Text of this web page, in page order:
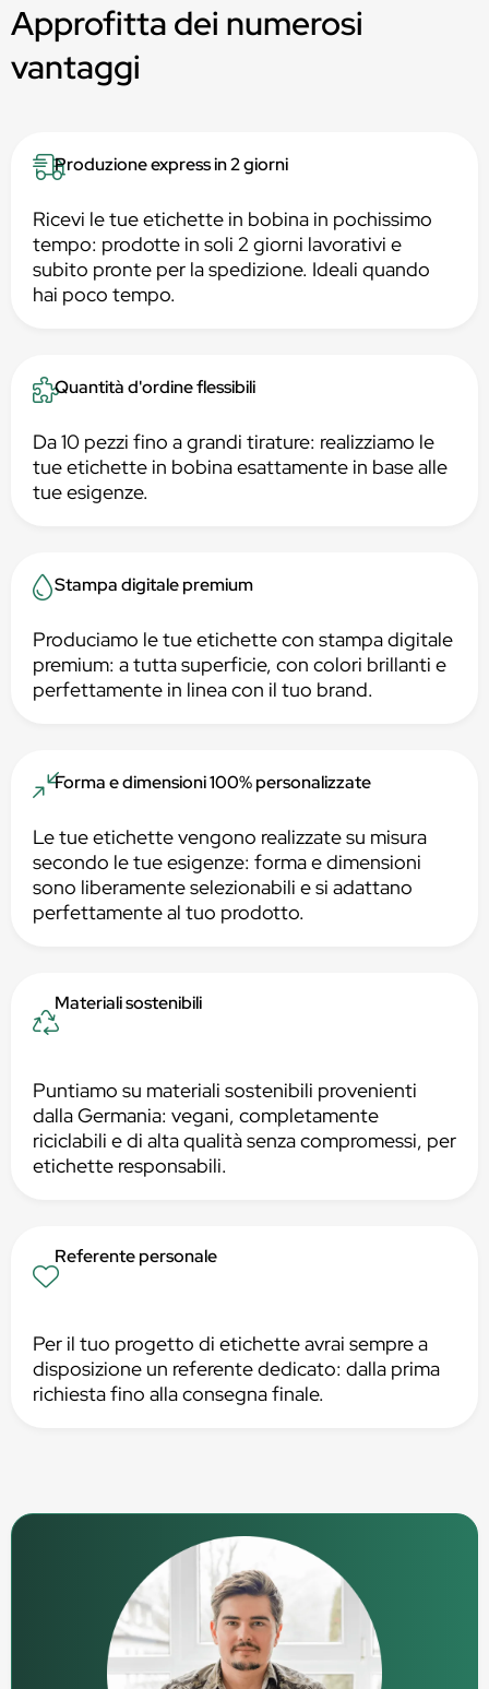
Approfitta dei numerosi
vantaggi
Produzione express in 2 giorni
Ricevi le tue etichette in bobina in pochissimo
tempo: prodotte in soli 2 giorni lavorativi e
subito pronte per la spedizione. Ideali quando
hai poco tempo.
Quantità d'ordine flessibili
Da 10 pezzi fino a grandi tirature: realizziamo le
tue etichette in bobina esattamente in base alle
tue esigenze.
Stampa digitale premium
Produciamo le tue etichette con stampa digitale
premium: a tutta superficie, con colori brillanti e
perfettamente in linea con il tuo brand.
Forma e dimensioni 100% personalizzate
Le tue etichette vengono realizzate su misura
secondo le tue esigenze: forma e dimensioni
sono liberamente selezionabili e si adattano
perfettamente al tuo prodotto.
Materiali sostenibili
Puntiamo su materiali sostenibili provenienti
dalla Germania: vegani, completamente
riciclabili e di alta qualità senza compromessi, per
etichette responsabili.
Referente personale
Per il tuo progetto di etichette avrai sempre a
disposizione un referente dedicato: dalla prima
richiesta fino alla consegna finale.